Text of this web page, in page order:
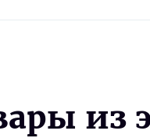
из